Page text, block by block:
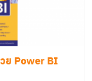
ย Power BI